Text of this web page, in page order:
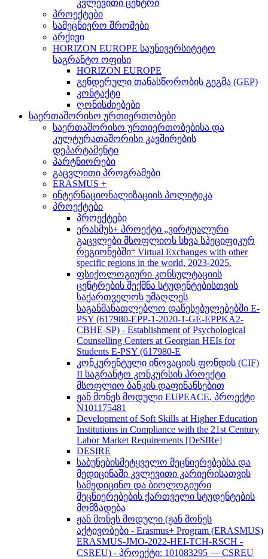
კვლევითი ცენტრი
პროექტები
სამეცნიერო შრომები
არქივი
HORIZON EUROPE საუნივერსიტეტო
საგრანტო ოფისი
HORIZON EUROPE
გენდერული თანასწორობის გეგმა (GEP)
კონტაქტი
ღონისძიებები
საერთაშორისო ურთიერთობები
საერთაშორისო ურთიერთობებისა და
კულტურათაშორისი კავშირების
დეპარტამენტი
პარტნიორები
გაცვლითი პროგრამები
ERASMUS +
ინტერნაციონალიზაციის პოლიტიკა
პროექტები
პროექტები
ერასმუს+ პროექტი „ვირტუალური
გაცვლები მსოფლიოს სხვა სპეციფიკურ
რეგიონებში“ Virtual Exchanges with other
specific regions in the world, 2023-2025.
ფსიქოლოგიური კონსულტაციის
ცენტრების შექმნა სტუდენტებისთვის
საქართველოს უმაღლეს
საგანმანათლებლო დაწესებულებებში E-
PSY (617980-EPP-1-2020-1-GE-EPPKA2-
CBHE-SP) - Establishment of Psychological
Counselling Centers at Georgian HEIs for
Students E-PSY (617980-E
კონკურენტული ინოვაციის ფონდის (CIF)
II საგრანტო კონკურსის პროექტი
მსოფლიო ბანკის დაფინანსებით
ჟან მონეს მოდული EUPEACE, პროექტი
N101175481
Development of Soft Skills at Higher Education
Institutions in Compliance with the 21st Century
Labor Market Requirements [DeSIRe]
DESIRE
საბუნებისმეტყველო მეცნიერებებსა და
მედიცინაში კვლევითი კარიერისათვის
სამედიცინო და ბიოლოგიური
მეცნიერებების ქართველი სტუდენტების
მომზადება
ჟან მონეს მოდული (ჟან მონეს
აქტივობები - Erasmus+ Program (ERASMUS)
ERASMUS-JMO-2022-HEI-TCH-RSCH -
CSREU) - პროექტი: 101083295 — CSREU